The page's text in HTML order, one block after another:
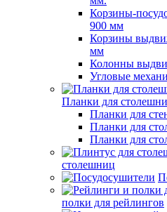
Корзины-
900 мм
Корзины
мм
Колонны
Угловые
Планки для
Планки для
Планки для
Планки для
столешниц
полки для рейлингов